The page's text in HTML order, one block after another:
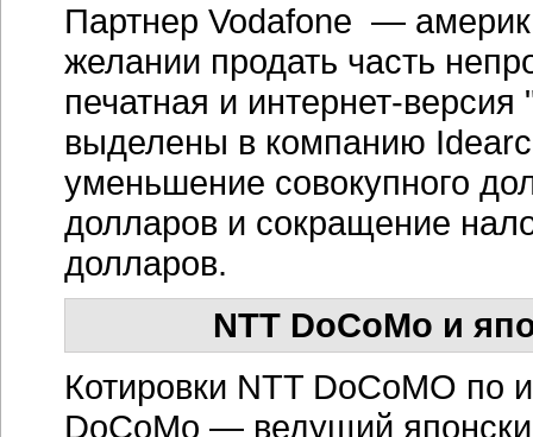
Партнер Vodafone —
желании продать часть
печатная и интернет-
выделены в компанию
уменьшение совокупного
долларов и сокращение
долларов.
NTT DoCoMo и
Котировки NTT DoCoMO по
DoCoMo — ведущий